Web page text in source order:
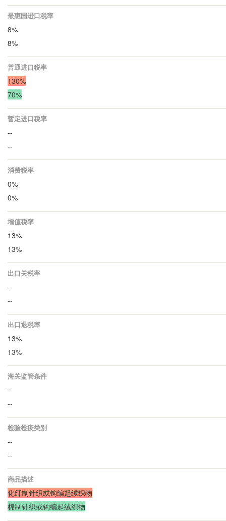
最惠国进口税率
8%
8%
普通进口税率
130%
70%
暂定进口税率
--
--
消费税率
0%
0%
增值税率
13%
13%
出口关税率
--
--
出口退税率
13%
13%
海关监管条件
--
--
检验检疫类别
--
--
商品描述
化纤制针织或钩编起绒织物
棉制针织或钩编起绒织物